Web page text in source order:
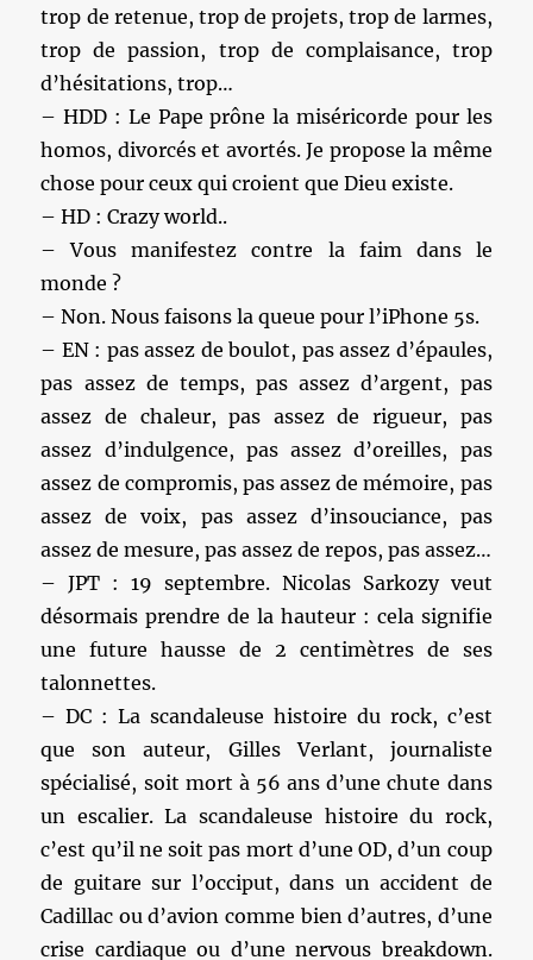
trop de retenue, trop de projets, trop de larmes,
trop de passion, trop de complaisance, trop
d’hésitations, trop…
– HDD : Le Pape prône la miséricorde pour les
homos, divorcés et avortés. Je propose la même
chose pour ceux qui croient que Dieu existe.
– HD : Crazy world..
– Vous manifestez contre la faim dans le
monde ?
– Non. Nous faisons la queue pour l’iPhone 5s.
– EN : pas assez de boulot, pas assez d’épaules,
pas assez de temps, pas assez d’argent, pas
assez de chaleur, pas assez de rigueur, pas
assez d’indulgence, pas assez d’oreilles, pas
assez de compromis, pas assez de mémoire, pas
assez de voix, pas assez d’insouciance, pas
assez de mesure, pas assez de repos, pas assez…
– JPT : 19 septembre. Nicolas Sarkozy veut
désormais prendre de la hauteur : cela signifie
une future hausse de 2 centimètres de ses
talonnettes.
– DC : La scandaleuse histoire du rock, c’est
que son auteur, Gilles Verlant, journaliste
spécialisé, soit mort à 56 ans d’une chute dans
un escalier. La scandaleuse histoire du rock,
c’est qu’il ne soit pas mort d’une OD, d’un coup
de guitare sur l’occiput, dans un accident de
Cadillac ou d’avion comme bien d’autres, d’une
crise cardiaque ou d’une nervous breakdown.